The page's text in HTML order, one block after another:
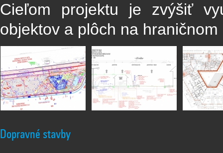
Cieľom projektu je zvýšiť
objektov a plôch na
Dopravné stavby